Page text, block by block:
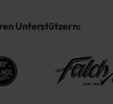
Unterstützern: